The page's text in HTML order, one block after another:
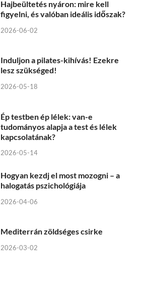
Hajbeültetés nyáron: mire kell
figyelni, és valóban ideális időszak?
2026-06-02
Induljon a pilates-kihívás! Ezekre
lesz szükséged!
2026-05-18
Ép testben ép lélek: van-e
tudományos alapja a test és lélek
kapcsolatának?
2026-05-14
Hogyan kezdj el most mozogni – a
halogatás pszichológiája
2026-04-06
Mediterrán zöldséges csirke
2026-03-02